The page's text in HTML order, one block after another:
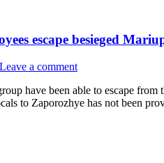
escape besieged
Leave a comment
have been able to escape
to Zaporozhye has not been